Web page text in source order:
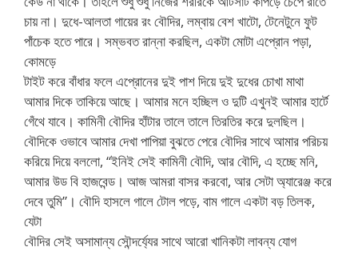
চায় না। দুধে-আলতা গায়ের রং বৌদির, লম্বায় বেশ খাটো, টেনেটুনে ফুট
পাঁচেক হতে পারে। সম্ভবত রান্না করছিল, একটা মোটা এপ্রোন পড়া,
কোমড়ে
টাইট করে বাঁধার ফলে এপ্রোনের দুই পাশ দিয়ে দুই দুধের চোখা মাথা
আমার দিকে তাকিয়ে আছে। আমার মনে হচ্ছিল ও দুটি এখুনই আমার হার্টে
গেঁথে যাবে। কামিনী বৌদির হাঁটার তালে তালে তিরতির করে দুলছিল।
বৌদিকে ওভাবে আমার দেখা পাপিয়া বুঝতে পেরে বৌদির সাথে আমার পরিচয়
করিয়ে দিয়ে বললো, “ইনিই সেই কামিনী বৌদি, আর বৌদি, এ হচ্ছে মনি,
আমার উড বি হাজবেন্ড। আজ আমরা বাসর করবো, আর সেটা অ্যারেঞ্জ করে
দেবে তুমি”। বৌদি হাসলে গালে টোল পড়ে, বাম গালে একটা বড় তিলক,
যেটা
বৌদির সেই অসামান্য সৌন্দর্য্যের সাথে আরো খানিকটা লাবন্য যোগ